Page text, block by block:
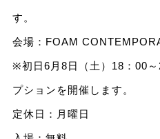
す。
会場：FOAM
※初日6月8日（土）18：00
プションを開催します。
定休日：月曜日